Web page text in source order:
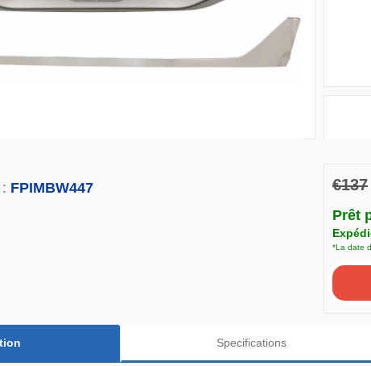
FPIMBW447 €137
Prêt
*La date
Specifications